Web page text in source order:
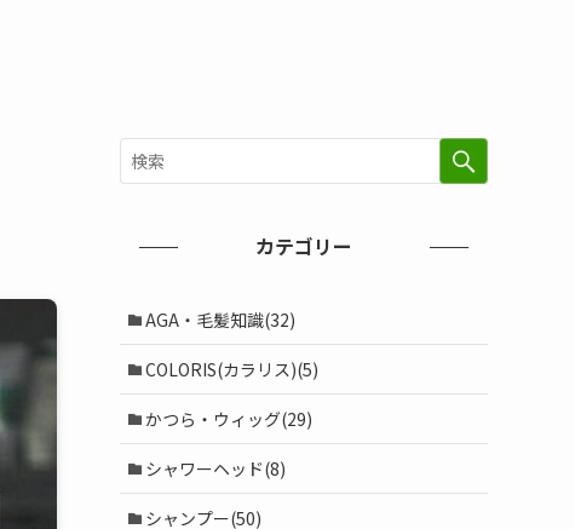
カテゴリー
AGA・毛髪知識(32)
COLORIS(カラリス)(5)
かつら・ウィッグ(29)
シャワーヘッド(8)
シャンプー(50)